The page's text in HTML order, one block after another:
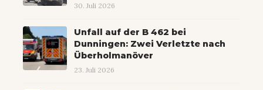
30. Juli 2026
Unfall auf der B 462 bei
Dunningen: Zwei Verletzte nach
Überholmanöver
23. Juli 2026